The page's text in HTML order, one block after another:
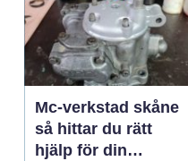
Mc-verkstad skåne
så hittar du rätt
hjälp för din